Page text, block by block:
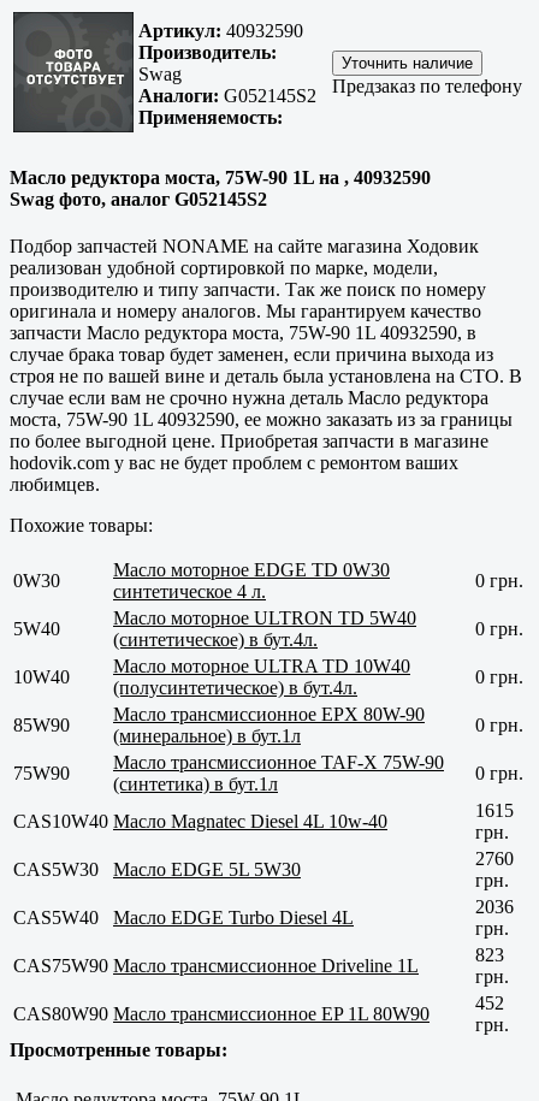
Артикул: 40932590
Производитель:
Swag
Аналоги: G052145S2
Применяемость:
Предзаказ по телефону
Масло редуктора моста, 75W-90 1L на , 40932590
Swag фото, аналог G052145S2
Подбор запчастей NONAME на сайте магазина Ходовик
реализован удобной сортировкой по марке, модели,
производителю и типу запчасти. Так же поиск по номеру
оригинала и номеру аналогов. Мы гарантируем качество
запчасти Масло редуктора моста, 75W-90 1L 40932590, в
случае брака товар будет заменен, если причина выхода из
строя не по вашей вине и деталь была установлена на СТО. В
случае если вам не срочно нужна деталь Масло редуктора
моста, 75W-90 1L 40932590, ее можно заказать из за границы
по более выгодной цене. Приобретая запчасти в магазине
hodovik.com у вас не будет проблем с ремонтом ваших
любимцев.
Похожие товары:
0W30
Масло моторное EDGE TD 0W30
синтетическое 4 л.
0 грн.
5W40
Масло моторное ULTRON TD 5W40
(синтетическое) в бут.4л.
0 грн.
10W40
Масло моторное ULTRA TD 10W40
(полусинтетическое) в бут.4л.
0 грн.
85W90
Масло трансмиссионное EPX 80W-90
(минеральное) в бут.1л
0 грн.
75W90
Масло трансмиссионное TAF-X 75W-90
(синтетика) в бут.1л
0 грн.
CAS10W40 Масло Magnatec Diesel 4L 10w-40
1615
грн.
CAS5W30
Масло EDGE 5L 5W30
2760
грн.
CAS5W40
Масло EDGE Turbo Diesel 4L
2036
грн.
CAS75W90 Масло трансмиссионное Driveline 1L
823
грн.
CAS80W90 Масло трансмиссионное EP 1L 80W90
452
грн.
Просмотренные товары: